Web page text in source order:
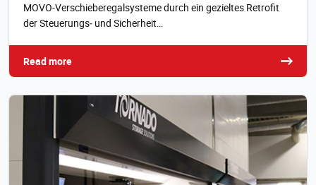
MOVO‑Verschieberegalsysteme durch ein gezieltes Retrofit
der Steuerungs‑ und Sicherheit…
Read more